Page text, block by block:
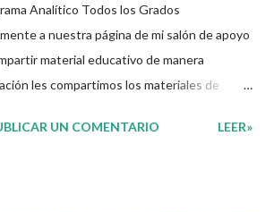
Analítico Todos los Grados
a nuestra página de mi salón de apoyo
material educativo de manera
les compartimos los materiales de
educativa basada en la concepción de la
UN COMENTARIO LEER»